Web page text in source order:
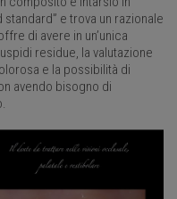
e trova un razionale
di avere in un’unica
residue, la valutazione
e la possibilità di
avendo bisogno di